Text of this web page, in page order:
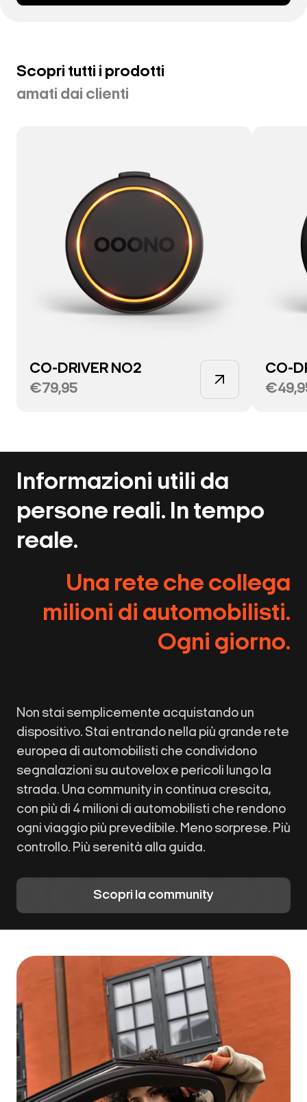
Scopri tutti i prodotti
amati dai clienti
CO-DRIVER NO2
€79,95
CO-
Informazioni utili da
persone reali. In tempo
reale.
Una rete che collega
milioni di automobilisti.
Ogni giorno.
Non stai semplicemente acquistando un
dispositivo. Stai entrando nella più grande rete
europea di automobilisti che condividono
segnalazioni su autovelox e pericoli lungo la
strada. Una community in continua crescita,
con più di 4 milioni di automobilisti che rendono
ogni viaggio più prevedibile. Meno sorprese. Più
controllo. Più serenità alla guida.
Scopri la community